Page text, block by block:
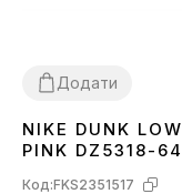
Додати
3637 383940 41
NIKE DUNK
PINK DZ5318-
Код:FKS2351517